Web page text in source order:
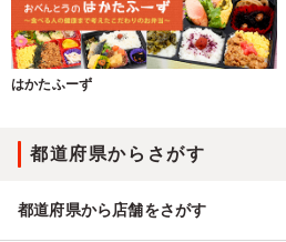
はかたふーず
都道府県からさがす
都道府県から店舗をさがす